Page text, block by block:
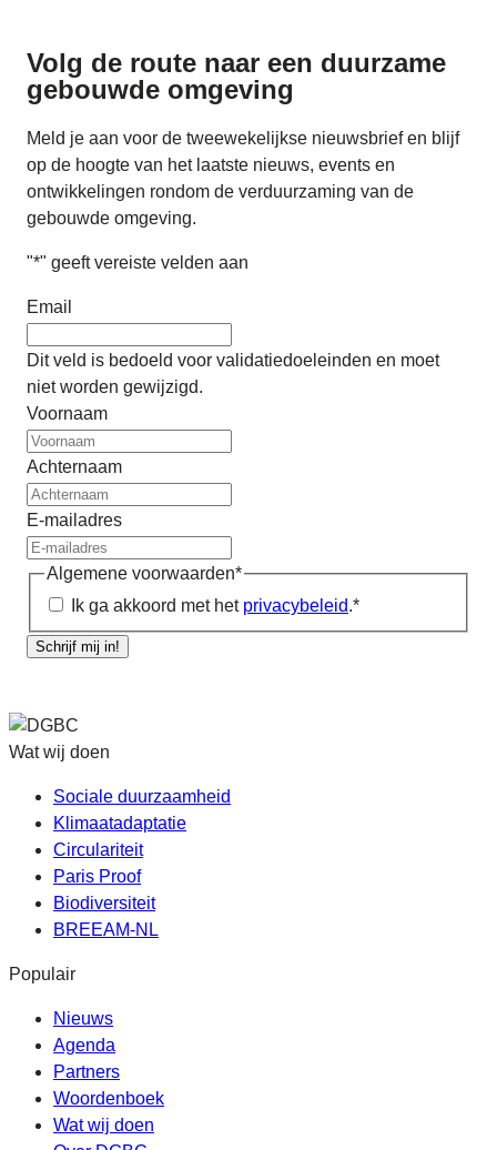
Volg de route naar een duurzame
gebouwde omgeving
Meld je aan voor de tweewekelijkse nieuwsbrief en blijf
op de hoogte van het laatste nieuws, events en
ontwikkelingen rondom de verduurzaming van de
gebouwde omgeving.
"*" geeft vereiste velden aan
Email
Dit veld is bedoeld voor validatiedoeleinden en moet
niet worden gewijzigd.
Voornaam
Achternaam
E-mailadres
Algemene voorwaarden*
Ik ga akkoord met het privacybeleid.*
Schrijf mij in!
Wat wij doen
Sociale duurzaamheid
Klimaatadaptatie
Circulariteit
Paris Proof
Biodiversiteit
BREEAM-NL
Populair
Nieuws
Agenda
Partners
Woordenboek
Wat wij doen